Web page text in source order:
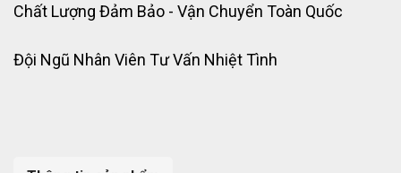
Chất Lượng Đảm Bảo - Vận Chuyển Toàn Quốc
Đội Ngũ Nhân Viên Tư Vấn Nhiệt Tình